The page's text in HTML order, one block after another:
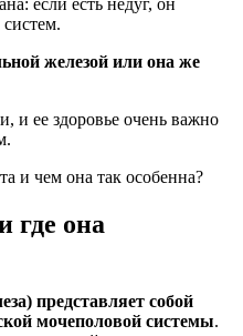
железой или она же
и ее здоровье очень важно
и чем она так особенна?
где она
представляет собой
мочеполовой системы.